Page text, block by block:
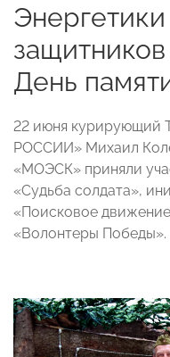
День
22 июня курирующий
РОССИИ» Михаил
«МОЭСК» приняли
«Судьба солдата»,
«Поисковое
«Волонтеры Победы».